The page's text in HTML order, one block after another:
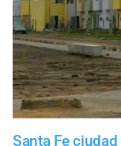
Santa Fe ciudad